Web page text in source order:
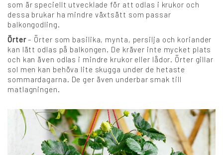
som är speciellt utvecklade för att odlas i krukor och
dessa brukar ha mindre växtsätt som passar
balkongodling.
Örter– Örter som basilika, mynta, persilja och koriander
kan lätt odlas på balkongen. De kräver inte mycket plats
och kan även odlas i mindre krukor eller lådor. Örter gillar
sol men kan behöva lite skugga under de hetaste
sommardagarna. De ger även underbar smak till
matlagningen.